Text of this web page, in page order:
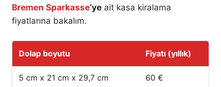
Bremen Sparkasse‘ye ait kasa kiralama
fiyatlarına bakalım.
Dolap boyutu Fiyatı (yıllık)
5 cm x 21 cm x 29,7 cm 60 €